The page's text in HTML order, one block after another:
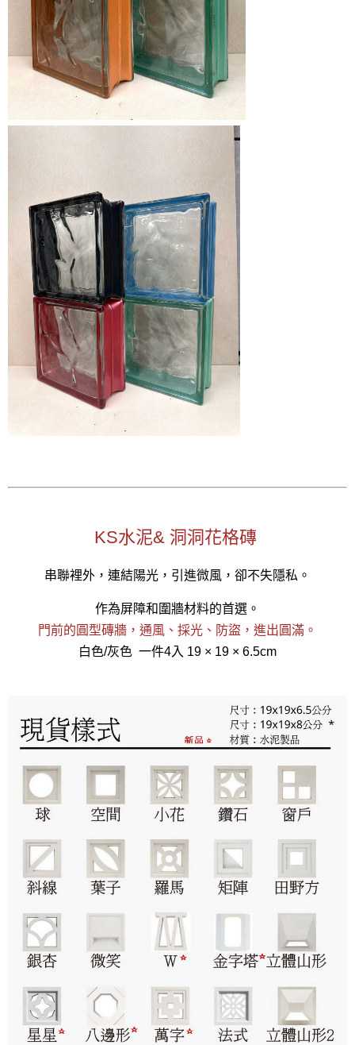
KS水泥& 洞洞花格磚
串聯裡外，連結陽光，引進微風，卻不失隱私。
作為屏障和圍牆材料的首選。
門前的圓型磚牆，通風、採光、防盜，進出圓滿。
白色/灰色 一件4入 19 × 19 × 6.5cm